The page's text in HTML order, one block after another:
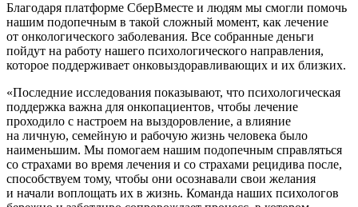
Благодаря платформе СберВместе и людям мы смогли помочь
нашим подопечным в такой сложный момент, как лечение
от онкологического заболевания. Все собранные деньги
пойдут на работу нашего психологического направления,
которое поддерживает онковыздоравливающих и их близких.
«Последние исследования показывают, что психологическая
поддержка важна для онкопациентов, чтобы лечение
проходило с настроем на выздоровление, а влияние
на личную, семейную и рабочую жизнь человека было
наименьшим. Мы помогаем нашим подопечным справляться
со страхами во время лечения и со страхами рецидива после,
способствуем тому, чтобы они осознавали свои желания
и начали воплощать их в жизнь. Команда наших психологов